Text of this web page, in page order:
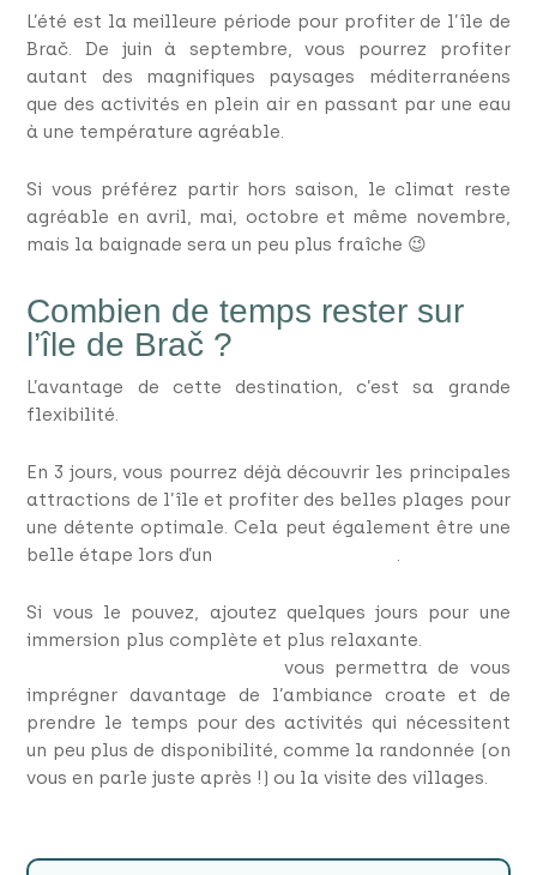
L’été est la meilleure période pour profiter de l’île de
Brač. De juin à septembre, vous pourrez profiter
autant des magnifiques paysages méditerranéens
que des activités en plein air en passant par une eau
à une température agréable.
Si vous préférez partir hors saison, le climat reste
agréable en avril, mai, octobre et même novembre,
mais la baignade sera un peu plus fraîche 😉
Combien de temps rester sur
l’île de Brač ?
L’avantage de cette destination, c’est sa grande
flexibilité.
En 3 jours, vous pourrez déjà découvrir les principales
attractions de l’île et profiter des belles plages pour
une détente optimale. Cela peut également être une
belle étape lors d’un
.
Si vous le pouvez, ajoutez quelques jours pour une
immersion plus complète et plus relaxante.
vous permettra de vous
imprégner davantage de l’ambiance croate et de
prendre le temps pour des activités qui nécessitent
un peu plus de disponibilité, comme la randonnée (on
vous en parle juste après !) ou la visite des villages.